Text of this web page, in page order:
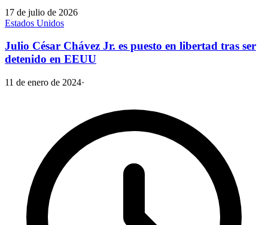
17 de julio de 2026
Estados Unidos
Julio César Chávez Jr. es puesto en libertad tras ser
detenido en EEUU
11 de enero de 2024·